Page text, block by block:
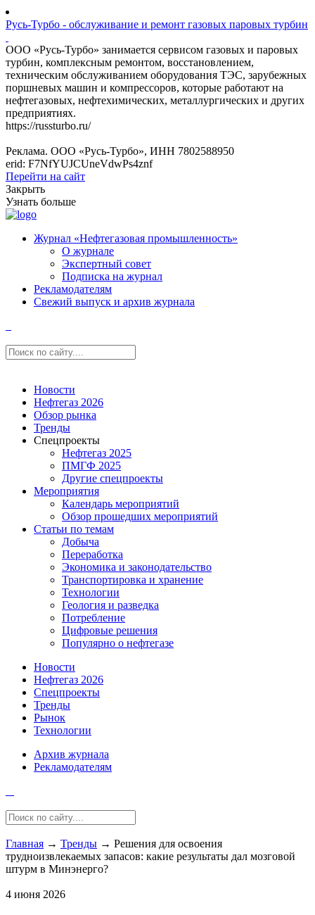
Русь-Турбо - обслуживание и ремонт газовых паровых турбин
ООО «Русь-Турбо» занимается сервисом газовых и паровых
турбин, комплексным ремонтом, восстановлением,
техническим обслуживанием оборудования ТЭС, зарубежных
поршневых машин и компрессоров, которые работают на
нефтегазовых, нефтехимических, металлургических и других
предприятиях.
https://russturbo.ru/
Реклама. ООО «Русь-Турбо», ИНН 7802588950
erid: F7NfYUJCUneVdwPs4znf
Перейти на сайт
Закрыть
Узнать больше
Журнал «Нефтегазовая промышленность»
О журнале
Экспертный совет
Подписка на журнал
Рекламодателям
Свежий выпуск и архив журнала
Новости
Нефтегаз 2026
Обзор рынка
Тренды
Спецпроекты
Нефтегаз 2025
ПМГФ 2025
Другие спецпроекты
Мероприятия
Календарь мероприятий
Обзор прошедших мероприятий
Статьи по темам
Добыча
Переработка
Экономика и законодательство
Транспортировка и хранение
Технологии
Геология и разведка
Потребление
Цифровые решения
Популярно о нефтегазе
Новости
Нефтегаз 2026
Спецпроекты
Тренды
Рынок
Технологии
Архив журнала
Рекламодателям
Главная → Тренды → Решения для освоения
трудноизвлекаемых запасов: какие результаты дал мозговой
штурм в Минэнерго?
4 июня 2026